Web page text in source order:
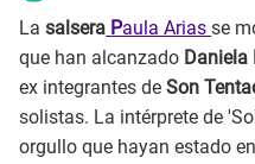
La salsera Paula Arias se
que han alcanzado Daniela
ex integrantes de Son
solistas. La intérprete de
orgullo que hayan estado